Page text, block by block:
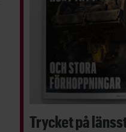
Trycket på